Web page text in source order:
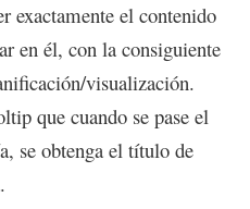
exactamente el contenido
en él, con la consiguiente
visualización.
que cuando se pase el
se obtenga el título de